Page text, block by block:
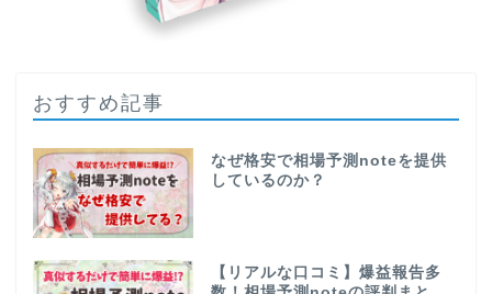
おすすめ記事
なぜ格安で相場予測noteを提供
しているのか？
【リアルな口コミ】爆益報告多